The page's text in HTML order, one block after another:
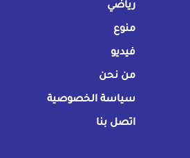
رياضي
منوع
فيديو
من نحن
سياسة الخصوصية
اتصل بنا